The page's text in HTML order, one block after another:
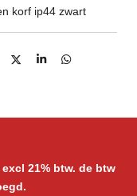
korf ip44 zwart
D
S
D
21% btw. de btw